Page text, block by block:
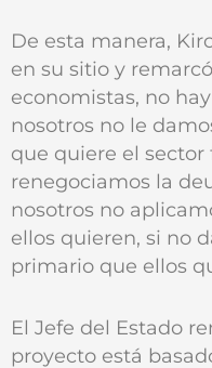
De esta manera,
en su sitio y
economistas, no
nosotros no le
que quiere el sector
renegociamos la
nosotros no
ellos quieren, si no
primario que ellos
El Jefe del Estado
proyecto está